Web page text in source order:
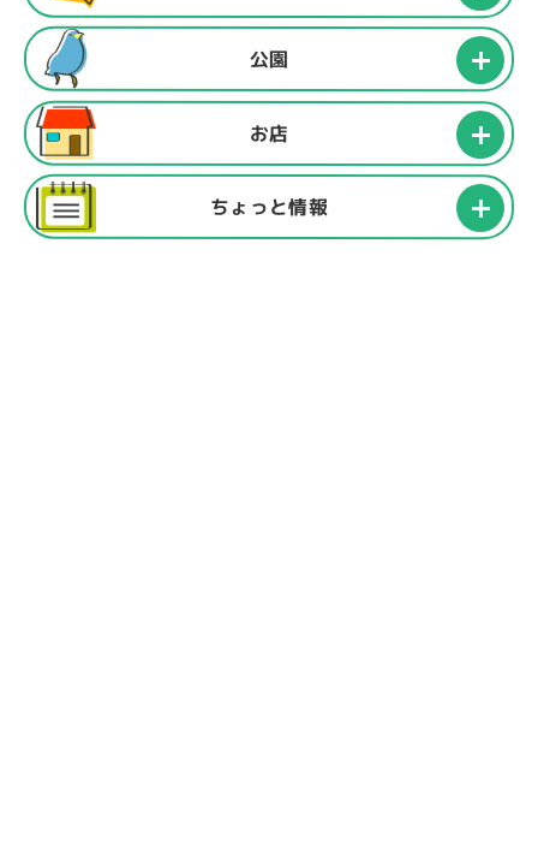
公園
お店
ちょっと情報